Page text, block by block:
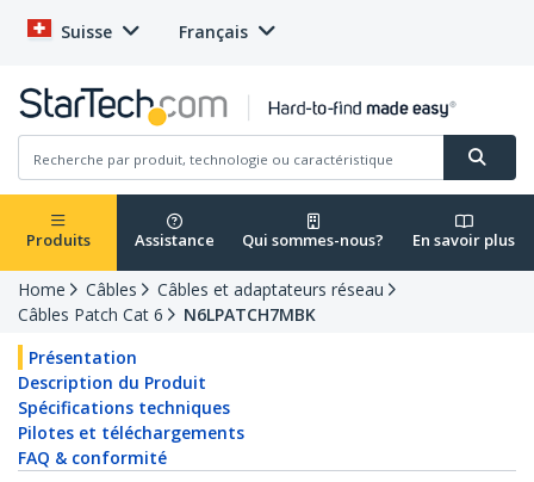
Suisse Français
Produits Assistance Qui sommes-nous? En savoir plus
Home Câbles
Câbles et adaptateurs réseau
Câbles Patch Cat 6
N6LPATCH7MBK
Présentation
Description du Produit
Spécifications techniques
Pilotes et téléchargements
FAQ & conformité